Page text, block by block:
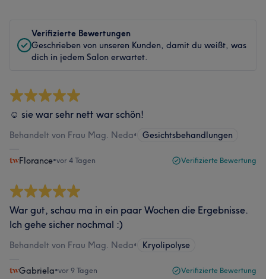
Verifizierte Bewertungen
Geschrieben von unseren Kunden, damit du weißt, was
dich in jedem Salon erwartet.
☺️ sie war sehr nett war schön!
Behandelt von Frau Mag. Neda• Gesichtsbehandlungen
Florance•vor 4 Tagen Verifizierte Bewertung
War gut, schau ma in ein paar Wochen die Ergebnisse.
Ich gehe sicher nochmal :)
Behandelt von Frau Mag. Neda• Kryolipolyse
Gabriela•vor 9 Tagen Verifizierte Bewertung